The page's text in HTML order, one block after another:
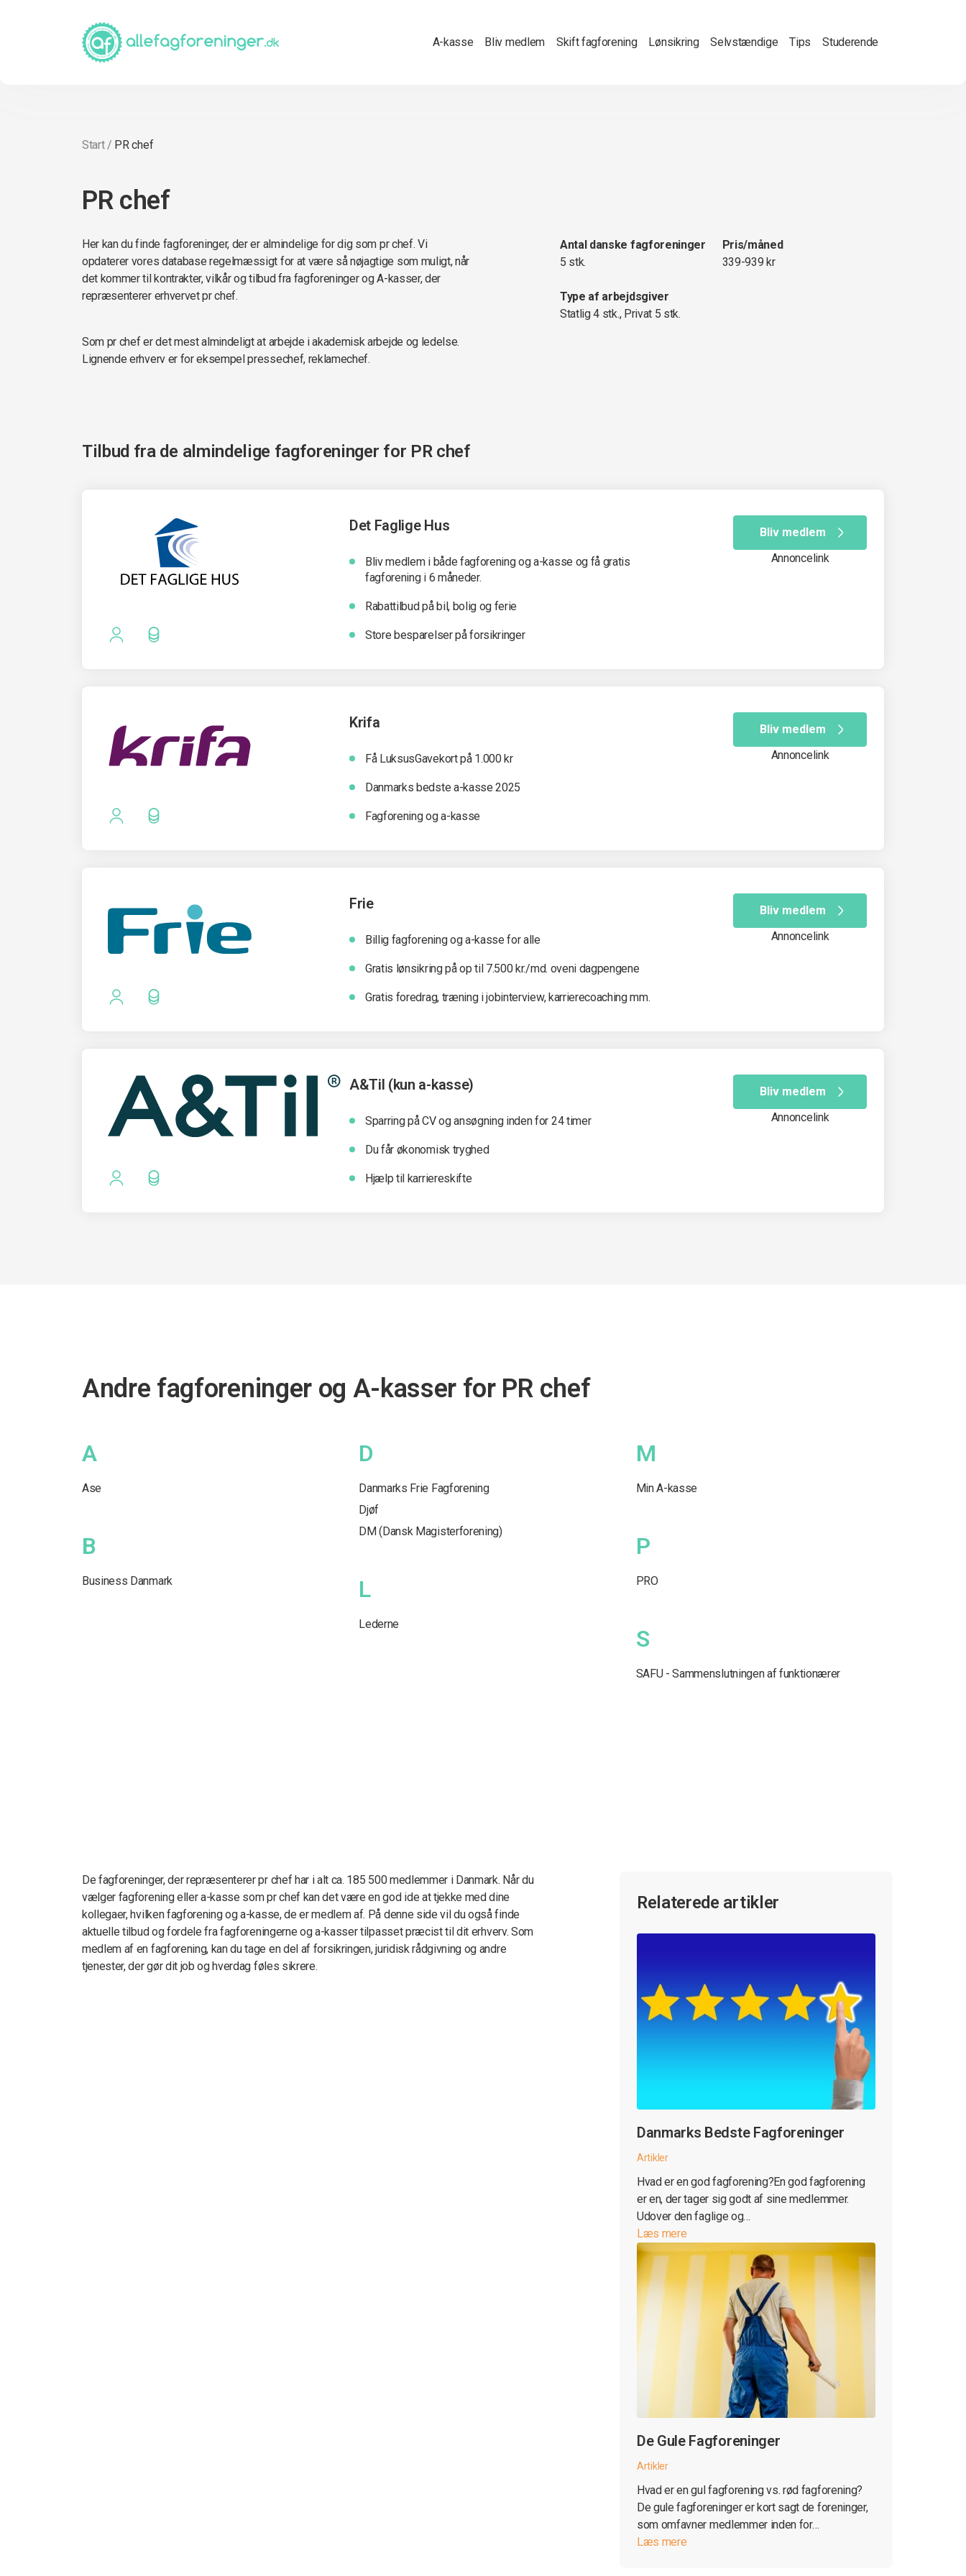
A-kasse Bliv medlem Skift fagforening Lønsikring Selvstændige Tips Studerende
Start/ PR chef
PR chef
Her kan du finde fagforeninger, der er almindelige for dig som pr chef. Vi
opdaterer vores database regelmæssigt for at være så nøjagtige som muligt, når
det kommer til kontrakter, vilkår og tilbud fra fagforeninger og A-kasser, der
repræsenterer erhvervet pr chef.
Som pr chef er det mest almindeligt at arbejde i akademisk arbejde og ledelse.
Lignende erhverv er for eksempel pressechef, reklamechef.
Antal danske fagforeninger
5 stk.
Pris/måned
339-939 kr
Type af arbejdsgiver
Statlig 4 stk., Privat 5 stk.
Tilbud fra de almindelige fagforeninger for PR chef
Det Faglige Hus
Bliv medlem i både fagforening og a-kasse og få gratis
fagforening i 6 måneder.
Rabattilbud på bil, bolig og ferie
Store besparelser på forsikringer
Bliv medlem
Annoncelink
Krifa
Få LuksusGavekort på 1.000 kr
Danmarks bedste a-kasse 2025
Fagforening og a-kasse
Bliv medlem
Annoncelink
Frie
Billig fagforening og a-kasse for alle
Gratis lønsikring på op til 7.500 kr./md. oveni dagpengene
Gratis foredrag, træning i jobinterview, karrierecoaching mm.
Bliv medlem
Annoncelink
A&Til (kun a-kasse)
Sparring på CV og ansøgning inden for 24 timer
Du får økonomisk tryghed
Hjælp til karriereskifte
Bliv medlem
Annoncelink
Andre fagforeninger og A-kasser for PR chef
A
Ase
B
Business Danmark
D
Danmarks Frie Fagforening
Djøf
DM (Dansk Magisterforening)
L
Lederne
M
Min A-kasse
P
PRO
S
SAFU - Sammenslutningen af funktionærer
De fagforeninger, der repræsenterer pr chef har i alt ca. 185 500 medlemmer i Danmark. Når du
vælger fagforening eller a-kasse som pr chef kan det være en god ide at tjekke med dine
kollegaer, hvilken fagforening og a-kasse, de er medlem af. På denne side vil du også finde
aktuelle tilbud og fordele fra fagforeningerne og a-kasser tilpasset præcist til dit erhverv. Som
medlem af en fagforening, kan du tage en del af forsikringen, juridisk rådgivning og andre
tjenester, der gør dit job og hverdag føles sikrere.
Relaterede artikler
Danmarks Bedste Fagforeninger
Artikler
Hvad er en god fagforening?En god fagforening
er en, der tager sig godt af sine medlemmer.
Udover den faglige og…
Læs mere
De Gule Fagforeninger
Artikler
Hvad er en gul fagforening vs. rød fagforening?
De gule fagforeninger er kort sagt de foreninger,
som omfavner medlemmer inden for…
Læs mere